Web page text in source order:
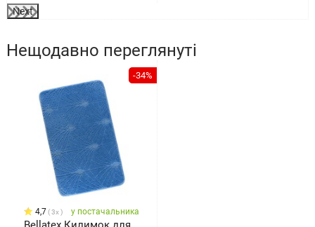
Next
Нещодавно переглянуті
-34%
4,7 3x у постачальника